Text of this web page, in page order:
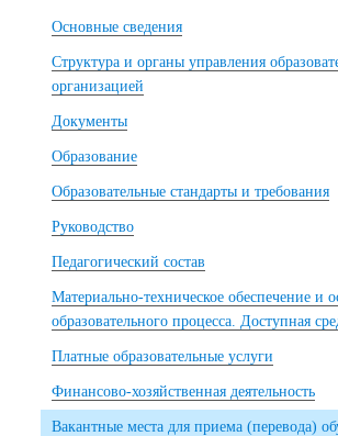
Основные сведения
Структура и органы управления
организацией
Документы
Образование
Образовательные стандарты и требования
Руководство
Педагогический состав
Материально-техническое обеспечение и
образовательного процесса. Доступная
Платные образовательные услуги
Финансово-хозяйственная деятельность
Вакантные места для приема (перевода)